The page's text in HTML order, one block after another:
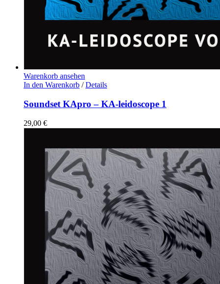
Warenkorb ansehen
In den Warenkorb / Details
Soundset KApro – KA-leidoscope 1
29,00 €